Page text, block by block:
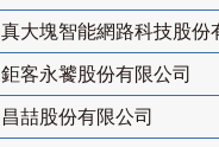
真大塊智能網路科技股份
鉅客永饕股份有限公司
昌喆股份有限公司